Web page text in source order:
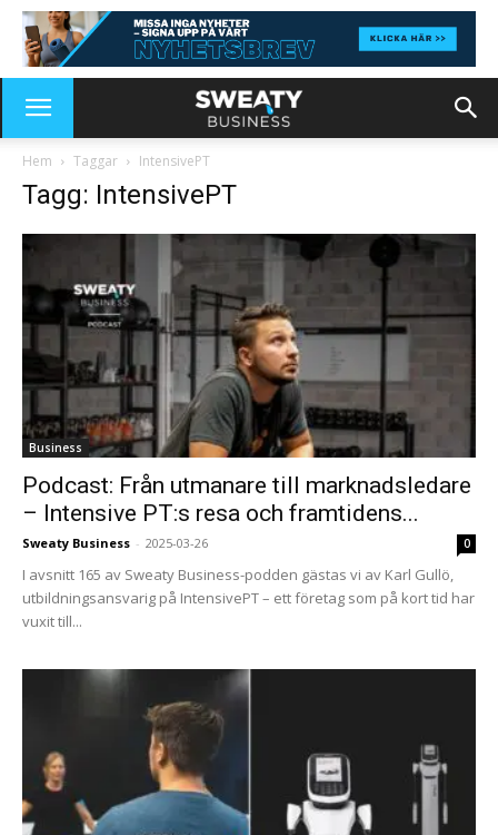
Hem Taggar IntensivePT
Tagg: IntensivePT
Business
Podcast: Från utmanare till marknadsledare
– Intensive PT:s resa och framtidens...
Sweaty Business - 2025-03-26 0
I avsnitt 165 av Sweaty Business-podden gästas vi av Karl Gullö,
utbildningsansvarig på IntensivePT – ett företag som på kort tid har
vuxit till...